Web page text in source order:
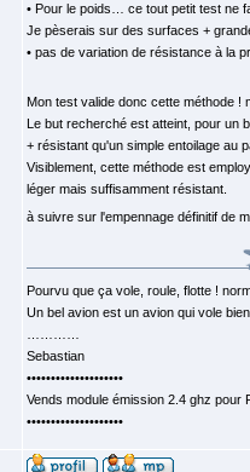
• Pour le poids… ce tout petit test ne
Je pèserais sur des surfaces +
• pas de variation de résistance à la
Mon test valide donc cette méthode
Le but recherché est atteint, pour un
+ résistant qu'un simple entoilage au
Visiblement, cette méthode est
léger mais suffisamment résistant.
à suivre sur l'empennage définitif de
Pourvu que ça vole, roule, flotte !
Un bel avion est un avion qui vole
Sebastian
••••••••••••••••••••
Vends module émission 2.4 ghz
••••••••••••••••••••